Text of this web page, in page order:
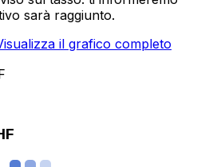
sarà raggiunto.
il grafico completo